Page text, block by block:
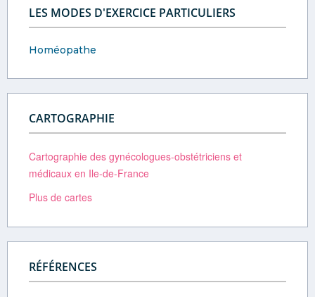
LES MODES D'EXERCICE PARTICULIERS
Homéopathe
CARTOGRAPHIE
Cartographie des gynécologues-obstétriciens et
médicaux en Ile-de-France
Plus de cartes
RÉFÉRENCES